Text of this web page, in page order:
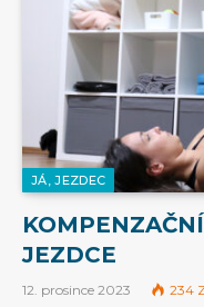
JÁ, JEZDEC
JEZDCE
12. prosince 2023 234